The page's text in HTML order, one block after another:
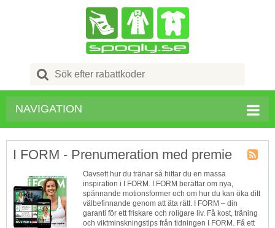
Search
for:
NAVIGATION
RSS
I FORM - Prenumeration med premie
Oavsett hur du tränar så hittar du en massa
inspiration i I FORM. I FORM berättar om nya,
spännande motionsformer och om hur du kan öka ditt
välbefinnande genom att äta rätt. I FORM – din
garanti för ett friskare och roligare liv. Få kost, träning
och viktminskningstips från tidningen I FORM. Få ett